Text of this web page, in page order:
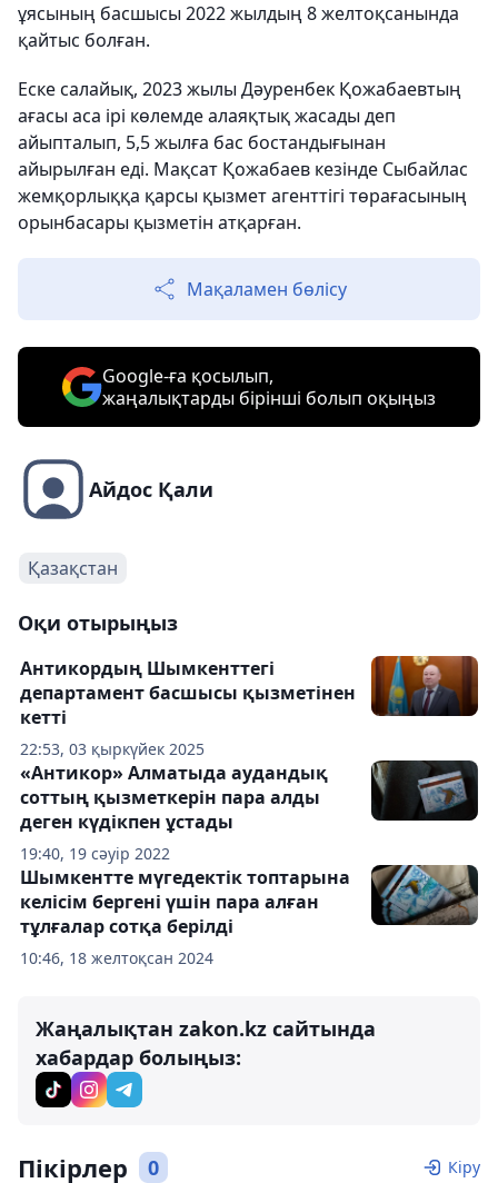
ұясының басшысы 2022 жылдың 8 желтоқсанында
қайтыс болған.
Еске салайық, 2023 жылы Дәуренбек Қожабаевтың
ағасы аса ірі көлемде алаяқтық жасады деп
айыпталып, 5,5 жылға бас бостандығынан
айырылған еді. Мақсат Қожабаев кезінде Сыбайлас
жемқорлыққа қарсы қызмет агенттігі төрағасының
орынбасары қызметін атқарған.
Мақаламен бөлісу
Google-ға қосылып,
жаңалықтарды бірінші болып оқыңыз
Айдос Қали
Қазақстан
Оқи отырыңыз
22:53, 03 қыркүйек 2025
Антикордың Шымкенттегі
департамент басшысы қызметінен
кетті
19:40, 19 сәуір 2022
«Антикор» Алматыда аудандық
соттың қызметкерін пара алды
деген күдікпен ұстады
10:46, 18 желтоқсан 2024
Шымкентте мүгедектік топтарына
келісім бергені үшін пара алған
тұлғалар сотқа берілді
Жаңалықтан zakon.kz сайтында
хабардар болыңыз:
Пікірлер 0 Кіру